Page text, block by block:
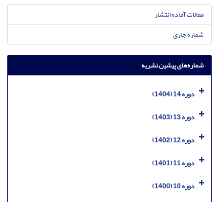
مقالات آماده انتشار
شماره جاری
شماره‌های پیشین نشریه
دوره 14 (1404)
دوره 13 (1403)
دوره 12 (1402)
دوره 11 (1401)
دوره 10 (1400)